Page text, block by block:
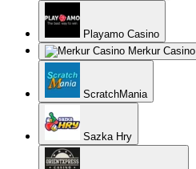
Playamo Casino
Merkur Casino
ScratchMania
Sazka Hry